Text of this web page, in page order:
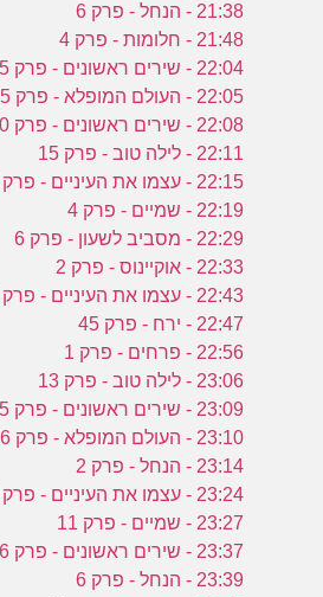
21:38 - הנחל - פרק 6
21:48 - חלומות - פרק 4
22:04 - שירים ראשונים - פרק 65
22:05 - העולם המופלא - פרק 15
22:08 - שירים ראשונים - פרק 920
22:11 - לילה טוב - פרק 15
22:15 - עצמו את העיניים - פרק 12
22:19 - שמיים - פרק 4
22:29 - מסביב לשעון - פרק 6
22:33 - אוקיינוס - פרק 2
22:43 - עצמו את העיניים - פרק 1
22:47 - ירח - פרק 45
22:56 - פרחים - פרק 1
23:06 - לילה טוב - פרק 13
23:09 - שירים ראשונים - פרק 5
23:10 - העולם המופלא - פרק 16
23:14 - הנחל - פרק 2
23:24 - עצמו את העיניים - פרק 10
23:27 - שמיים - פרק 11
23:37 - שירים ראשונים - פרק 106
23:39 - הנחל - פרק 6